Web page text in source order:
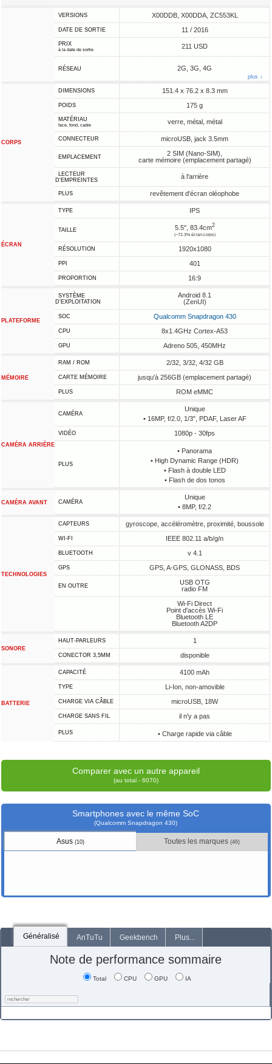
VERSIONS X00DDB, X00DDA, ZC553KL
DATE DE SORTIE 11 / 2016
PRIX
à la date de sortie 211 USD
RÉSEAU 2G, 3G, 4G
plus ↓
CORPS
DIMENSIONS 151.4 x 76.2 x 8.3 mm
POIDS 175 g
MATÉRIAU
face, fond, cadre verre, métal, métal
CONNECTEUR microUSB, jack 3.5mm
EMPLACEMENT
2 SIM (Nano-SIM),
carte mémoire (emplacement partagé)
LECTEUR
D'EMPREINTES
à l'arrière
PLUS revêtement d'écran oléophobe
ÉCRAN
TYPE IPS
TAILLE 5.5", 83.4cm2
(~72.3% écran-corps)
RÉSOLUTION 1920x1080
PPI 401
PROPORTION 16:9
PLATEFORME
SYSTÈME
D'EXPLOITATION
Android 8.1
(ZenUI)
SOC Qualcomm Snapdragon 430
CPU 8x1.4GHz Cortex-A53
GPU Adreno 505, 450MHz
MÉMOIRE
RAM / ROM 2/32, 3/32, 4/32 GB
CARTE MÉMOIRE jusqu'à 256GB (emplacement partagé)
PLUS ROM eMMC
CAMÉRA ARRIÈRE
CAMÉRA
Unique
• 16MP, f/2.0, 1/3", PDAF, Laser AF
VIDÉO 1080p - 30fps
PLUS
• Panorama
• High Dynamic Range (HDR)
• Flash à double LED
• Flash de dos tonos
CAMÉRA AVANT CAMÉRA
Unique
• 8MP, f/2.2
TECHNOLOGIES
CAPTEURS gyroscope, accéléromètre, proximité, boussole
WI-FI IEEE 802.11 a/b/g/n
BLUETOOTH v 4.1
GPS GPS, A-GPS, GLONASS, BDS
EN OUTRE
USB OTG
radio FM
Wi-Fi Direct
Point d'accès Wi-Fi
Bluetooth LE
Bluetooth A2DP
SONORE
HAUT-PARLEURS 1
CONECTOR 3,5MM disponible
BATTERIE
CAPACITÉ 4100 mAh
TYPE Li-Ion, non-amovible
CHARGE VIA CÂBLE microUSB, 18W
CHARGE SANS FIL il n'y a pas
PLUS • Charge rapide via câble
Comparer avec un autre appareil
(au total - 6070)
Smartphones avec le même SoC
(Qualcomm Snapdragon 430)
Asus (10) Toutes les marques(46)
Généralisé AnTuTu Geekbench Plus...
Note de performance sommaire
Total CPU GPU IA